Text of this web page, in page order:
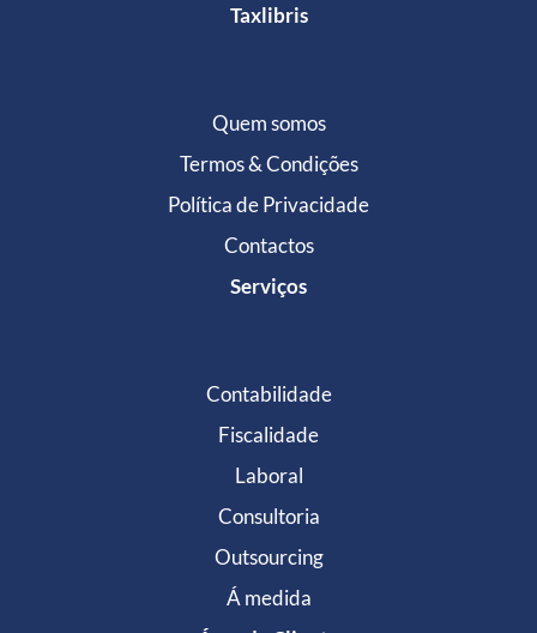
Taxlibris
Quem somos
Termos & Condições
Política de Privacidade
Contactos
Serviços
Contabilidade
Fiscalidade
Laboral
Consultoria
Outsourcing
Á medida